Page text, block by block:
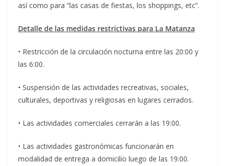
así como para “las casas de fiestas, los shoppings, etc”.
Detalle de las medidas restrictivas para La Matanza
• Restricción de la circulación nocturna entre las 20:00 y
las 6:00.
• Suspensión de las actividades recreativas, sociales,
culturales, deportivas y religiosas en lugares cerrados.
• Las actividades comerciales cerrarán a las 19:00.
• Las actividades gastronómicas funcionarán en
modalidad de entrega a domicilio luego de las 19:00.